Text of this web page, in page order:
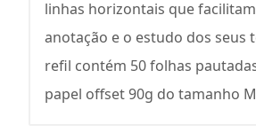
linhas horizontais que
anotação e o estudo dos seus
refil contém 50 folhas
papel offset 90g do tamanho